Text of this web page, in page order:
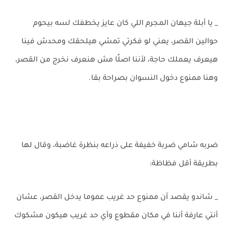
_ يا أبلة جيهان المجرم اللي كان عايز يخطفك لسه بيحوم
حوالين القصر، يعني لو فكرتي تمشي هيلحقك ومحدش فينا
هيعرف يعملك حاجة، لأننا اصلًا مش هنعرف نخرج من القصر،
وهنا ممنوع دخول النسوان بصراحة بقا.
ضربه شامي ضربة خفيفة على ذراعه بنظرة غاضبة، وقال لها
بطريقة أقل فظاظة:
_ شاندو يقصد أن ممنوع حد غريب عموما يدخل القصر، عشان
أنتي عارفة أننا في مكان مقطوع وأي حد غريب هيكون مشكوك